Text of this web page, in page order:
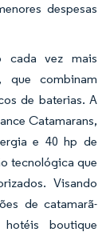
despesas
cada vez mais
que combinam
de baterias. A
Catamarans,
e 40 hp de
tecnológica que
Visando
de catamarã-
boutique